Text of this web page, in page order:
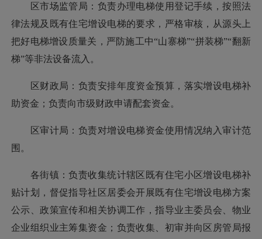
区市场监管局：负责办理电梯使用登记手续，按照法
律法规及既有住宅增设电梯的要求，严格审核，从源头上
把好电梯增设质量关，严防施工中“山寨梯”“拼装梯”“翻新
梯”等非法设备流入。
区财政局：负责安排年度资金预算，落实增设电梯补
助资金；负责向市级财政申请配套资金。
区审计局：负责对增设电梯资金使用情况纳入审计范
围。
各街镇：负责收集统计辖区既有住宅小区增设电梯补
贴计划，督促指导社区居委会开展既有住宅增设电梯方案
公示、政策宣传和相关协调工作，指导业主委员会、物业
企业组织业主筹集资金；负责收集、初审并向区房管局报